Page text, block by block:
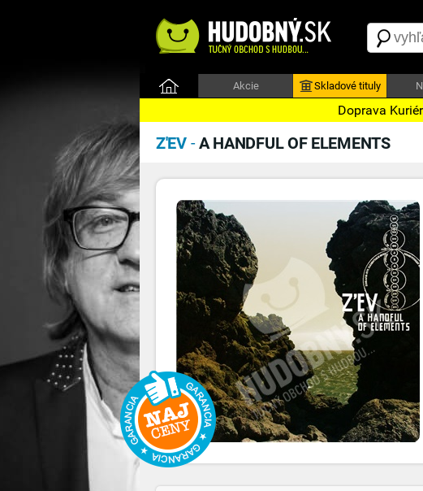
Akcie Skladové tituly
Doprava
Z'EV-A HANDFUL OF ELEMENTS